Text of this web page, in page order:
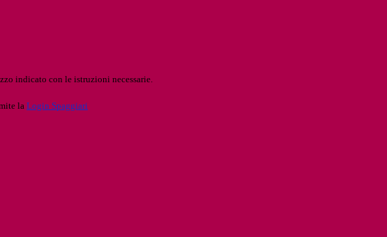
indicato con le istruzioni necessarie.
la Login Spaggiari